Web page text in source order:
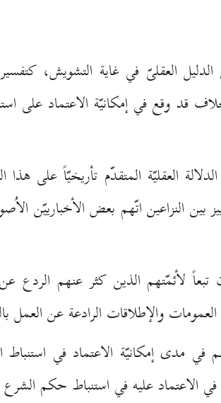
العقلىّ في غاية التشويش،
قد وقع في إمكانيّة الاعتماد على
العقليّة المتقدّم تأريخيّاً على
النزاعين اتّهم بعض الأخبارييّن
تبعاً لأئمّتهم الذين كثر عنهم
والإطلاقات الرادعة عن العمل
في مدى إمكانيّة الاعتماد في
عليه في استنباط حكم الشرع ـ